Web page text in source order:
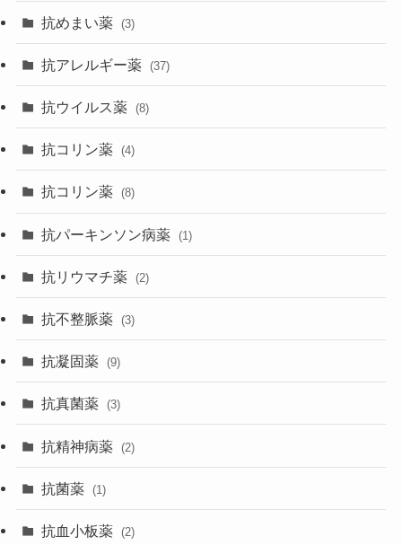
抗めまい薬 (3)
抗アレルギー薬 (37)
抗ウイルス薬 (8)
抗コリン薬 (4)
抗コリン薬 (8)
抗パーキンソン病薬 (1)
抗リウマチ薬 (2)
抗不整脈薬 (3)
抗凝固薬 (9)
抗真菌薬 (3)
抗精神病薬 (2)
抗菌薬 (1)
抗血小板薬 (2)